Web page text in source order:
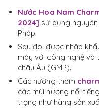
Nước Hoa Nam
2024] sử dụng
Pháp.
Sau đó, được nhập
máy với công nghệ và
châu Âu (GMP).
Các hương thơm
các mùi hương nổi
trọng như hàng sản